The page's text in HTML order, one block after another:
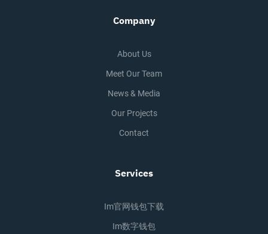
Company
About Us
Meet Our Team
News & Media
Our Projects
Contact
Services
Im官网钱包下载
Im数字钱包